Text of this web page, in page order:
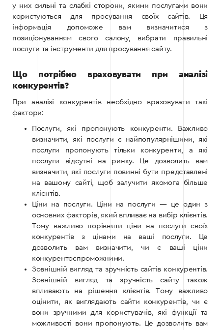
у них сильні та слабкі сторони, якими послугами вони
користуються для просування своїх сайтів. Ця
інформація допоможе вам визначитися з
позиціонуванням свого салону, вибрати правильні
послуги та інструменти для просування сайту.
Що потрібно враховувати при аналізі
конкурентів?
При аналізі конкурентів необхідно враховувати такі
фактори:
Послуги, які пропонують конкуренти. Важливо
визначити, які послуги є найпопулярнішими, які
послуги пропонують тільки конкуренти, а які
послуги відсутні на ринку. Це дозволить вам
визначити, які послуги повинні бути представлені
на вашому сайті, щоб залучити якомога більше
клієнтів.
Ціни на послуги. Ціни на послуги — це один з
основних факторів, який впливає на вибір клієнтів.
Тому важливо порівняти ціни на послуги своїх
конкурентів з цінами на ваші послуги. Це
дозволить вам визначити, чи є ваші ціни
конкурентоспроможними.
Зовнішній вигляд та зручність сайтів конкурентів.
Зовнішній вигляд та зручність сайту також
впливають на рішення клієнтів. Тому важливо
оцінити, як виглядають сайти конкурентів, чи є
вони зручними для користувачів, які функції та
можливості вони пропонують. Це дозволить вам